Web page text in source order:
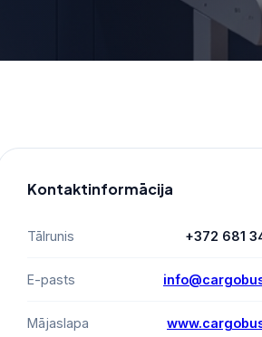
Kontaktinformācija
Tālrunis +372 681
E-pasts
Mājaslapa